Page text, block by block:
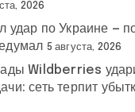
2026
удар по Украине —
5 августа, 2026
Wildberries
сеть терпит